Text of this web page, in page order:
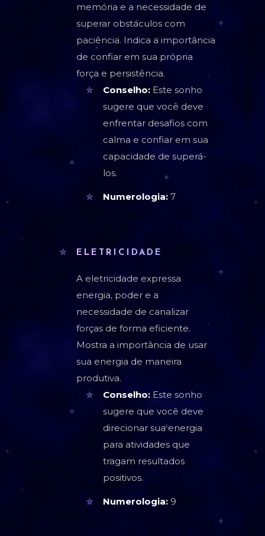
memória e a necessidade de
superar obstáculos com
paciência. Indica a importância
de confiar em sua própria
força e persistência.
Conselho: Este sonho
sugere que você deve
enfrentar desafios com
calma e confiar em sua
capacidade de superá-
los.
Numerologia: 7
ELETRICIDADE
A eletricidade expressa
energia, poder e a
necessidade de canalizar
forças de forma eficiente.
Mostra a importância de usar
sua energia de maneira
produtiva.
Conselho: Este sonho
sugere que você deve
direcionar sua energia
para atividades que
tragam resultados
positivos.
Numerologia: 9